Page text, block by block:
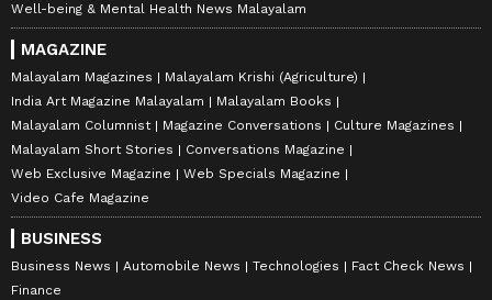
Well-being & Mental Health News Malayalam
MAGAZINE
Malayalam Magazines
Malayalam Krishi (Agriculture)
India Art Magazine Malayalam
Malayalam Books
Malayalam Columnist
Magazine Conversations
Culture Magazines
Malayalam Short Stories
Conversations Magazine
Web Exclusive Magazine
Web Specials Magazine
Video Cafe Magazine
BUSINESS
Business News Automobile News Technologies
Fact Check News
Finance